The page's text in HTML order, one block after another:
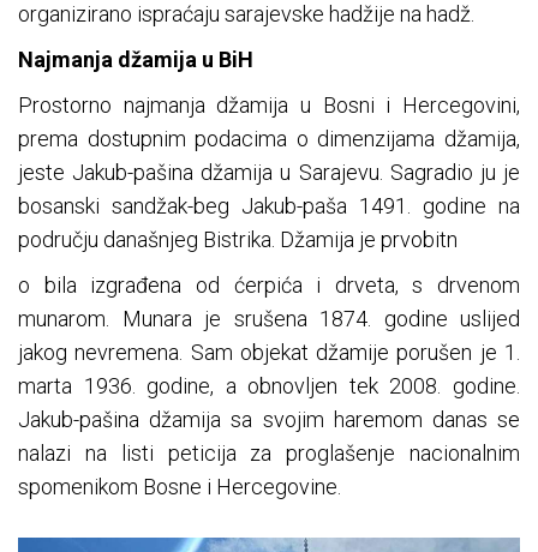
organizirano ispraćaju sarajevske hadžije na hadž.
Najmanja džamija u BiH
Prostorno najmanja džamija u Bosni i Hercegovini,
prema dostupnim podacima o dimenzijama džamija,
jeste Jakub-pašina džamija u Sarajevu. Sagradio ju je
bosanski sandžak-beg Jakub-paša 1491. godine na
području današnjeg Bistrika. Džamija je prvobitn
o bila izgrađena od ćerpića i drveta, s drvenom
munarom. Munara je srušena 1874. godine uslijed
jakog nevremena. Sam objekat džamije porušen je 1.
marta 1936. godine, a obnovljen tek 2008. godine.
Jakub-pašina džamija sa svojim haremom danas se
nalazi na listi peticija za proglašenje nacionalnim
spomenikom Bosne i Hercegovine.